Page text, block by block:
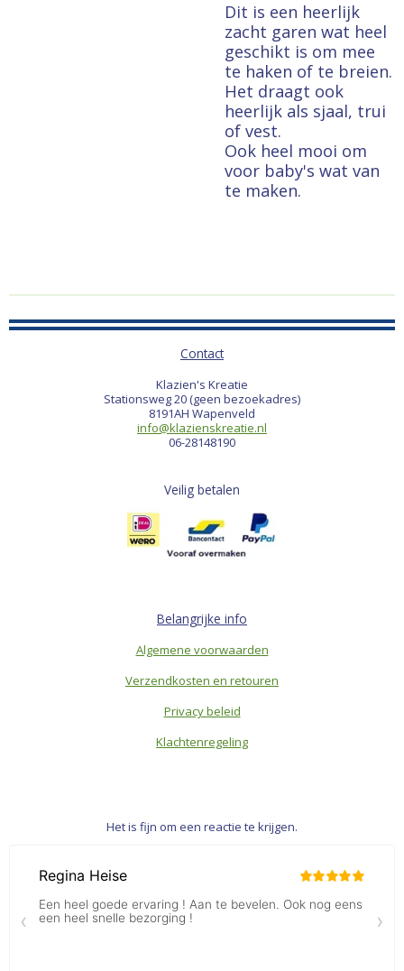
Dit is een heerlijk
zacht garen wat heel
geschikt is om mee
te haken of te breien.
Het draagt ook
heerlijk als sjaal, trui
of vest.
Ook heel mooi om
voor baby's wat van
te maken.
Contact
Klazien's Kreatie
Stationsweg 20 (geen bezoekadres)
8191AH Wapenveld
info@klazienskreatie.nl
06-28148190
Veilig betalen
Belangrijke info
Algemene voorwaarden
Verzendkosten en retouren
Privacy beleid
Klachtenregeling
Het is fijn om een reactie te krijgen.